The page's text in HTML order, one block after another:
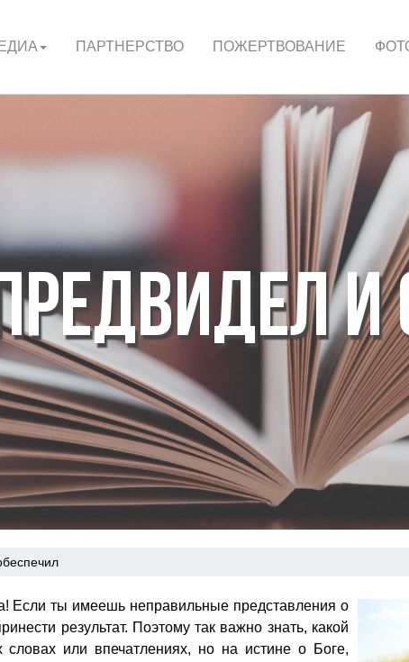
ПАРТНЕРСТВО ПОЖЕРТВОВАНИЕ
И
Если ты имеешь неправильные представления о
результат. Поэтому так важно знать, какой
или впечатлениях, но на истине о Боге,